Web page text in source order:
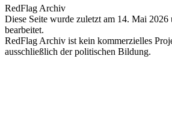
RedFlag Archiv
Diese Seite wurde zuletzt am 14. Mai
bearbeitet.
RedFlag Archiv ist kein kommerzielles
ausschließlich der politischen Bildung.